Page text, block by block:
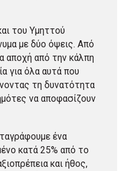
του Υμηττού
με δύο όψεις. Από
αποχή από την κάλπη
για όλα αυτά που
τη δυνατότητα
να αποφασίζουν
ένα
κατά 25% από το
και ήθος,